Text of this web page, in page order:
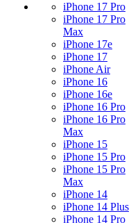
iPhone 17 Pro
iPhone 17 Pro
Max
iPhone 17e
iPhone 17
iPhone Air
iPhone 16
iPhone 16e
iPhone 16 Pro
iPhone 16 Pro
Max
iPhone 15
iPhone 15 Pro
iPhone 15 Pro
Max
iPhone 14
iPhone 14 Plus
iPhone 14 Pro